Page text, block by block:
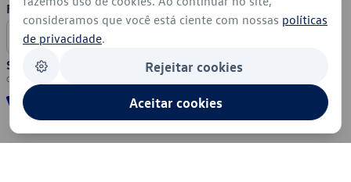
Formas de Pagamento
Segurança
consideramos que você está ciente com nossas políticas
de privacidade.
Rejeitar cookies
Aceitar cookies